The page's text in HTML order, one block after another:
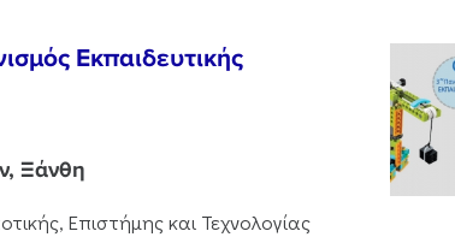
Εκπαιδευτικής
Ξάνθη
Επιστήμης και Τεχνολογίας